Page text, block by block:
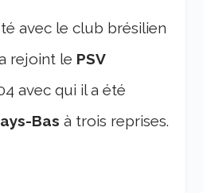
avec le club brésilien
rejoint le PSV
avec qui il a été
Bas à trois reprises.